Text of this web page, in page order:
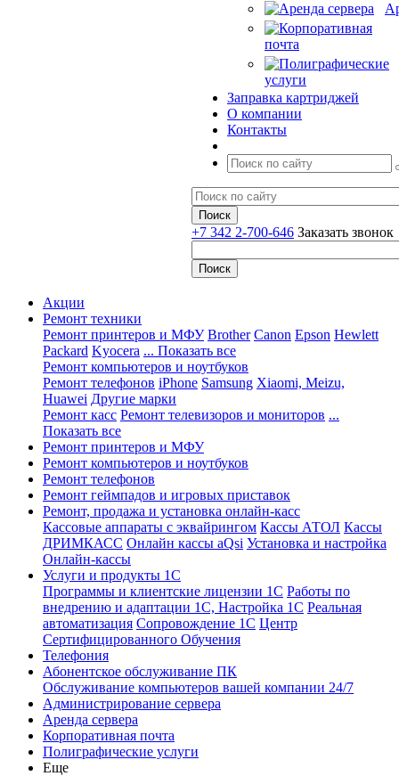
Заправка картриджей
О компании
Контакты
+7 342 2-700-646 Заказать звонок
Акции
Ремонт техники
Ремонт принтеров и МФУ Brother Canon Epson Hewlett
Packard Kyocera ... Показать все
Ремонт компьютеров и ноутбуков
Ремонт телефонов iPhone Samsung Xiaomi, Meizu,
Huawei Другие марки
Ремонт касс Ремонт телевизоров и мониторов ...
Показать все
Ремонт принтеров и МФУ
Ремонт компьютеров и ноутбуков
Ремонт телефонов
Ремонт геймпадов и игровых приставок
Ремонт, продажа и установка онлайн-касс
Кассовые аппараты с эквайрингом Кассы АТОЛ Кассы
ДРИМКАСС Онлайн кассы aQsi Установка и настройка
Онлайн-кассы
Услуги и продукты 1С
Программы и клиентские лицензии 1С Работы по
внедрению и адаптации 1С, Настройка 1С Реальная
автоматизация Сопровождение 1С Центр
Сертифицированного Обучения
Телефония
Абонентское обслуживание ПК
Обслуживание компьютеров вашей компании 24/7
Администрирование сервера
Аренда сервера
Корпоративная почта
Полиграфические услуги
Еще